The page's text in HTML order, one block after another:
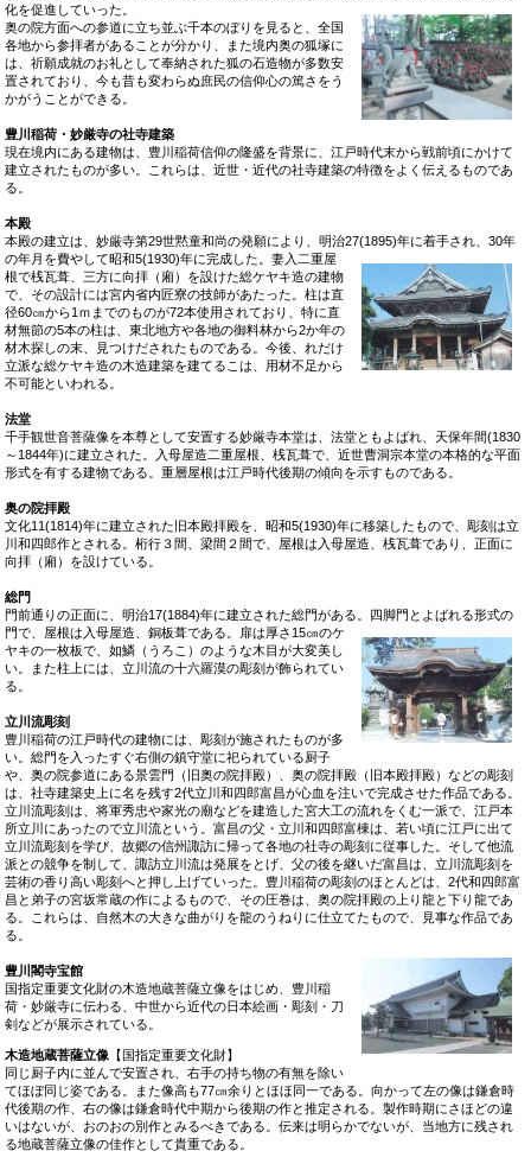
化を促進していった。
奥の院方面への参道に立ち並ぶ千本のぼりを見ると、全国
各地から参拝者があることが分かり、また境内奥の狐塚に
は、祈願成就のお礼として奉納された狐の石造物が多数安
置されており、今も昔も変わらぬ庶民の信仰心の篤さをう
かがうことができる。
豊川稲荷・妙厳寺の社寺建築
現在境内にある建物は、豊川稲荷信仰の隆盛を背景に、江戸時代末から戦前頃にかけて
建立されたものが多い。これらは、近世・近代の社寺建築の特徴をよく伝えるものであ
る。
本殿
本殿の建立は、妙厳寺第29世黙童和尚の発願により、明治27(1895)年に着手され、30年
の年月を費やして昭和5(1930)年に完成した。妻入二重屋
根で桟瓦葺、三方に向拝（廂）を設けた総ケヤキ造の建物
で、その設計には宮内省内匠寮の技師があたった。柱は直
径60㎝から1ｍまでのものが72本使用されており、特に直
材無節の5本の柱は、東北地方や各地の御料林から2か年の
材木探しの末、見つけだされたものである。今後、れだけ
立派な総ケヤキ造の木造建築を建てるこは、用材不足から
不可能といわれる。
法堂
千手観世音菩薩像を本尊として安置する妙厳寺本堂は、法堂ともよばれ、天保年間(1830
～1844年)に建立された。入母屋造二重屋根、桟瓦葺で、近世曹洞宗本堂の本格的な平面
形式を有する建物である。重層屋根は江戸時代後期の傾向を示すものである。
奥の院拝殿
文化11(1814)年に建立された旧本殿拝殿を、昭和5(1930)年に移築したもので、彫刻は立
川和四郎作とされる。桁行３間、梁間２間で、屋根は入母屋造、桟瓦葺であり、正面に
向拝（廂）を設けている。
総門
門前通りの正面に、明治17(1884)年に建立された総門がある。四脚門とよばれる形式の
門で、屋根は入母屋造、銅板葺である。扉は厚さ15㎝のケ
ヤキの一枚板で、如鱗（うろこ）のような木目が大変美し
い。また柱上には、立川流の十六羅漠の彫刻が飾られてい
る。
立川流彫刻
豊川稲荷の江戸時代の建物には、彫刻が施されたものが多
い。総門を入ったすぐ右側の鎮守堂に祀られている厨子
や、奥の院参道にある景雲門（旧奥の院拝殿）、奥の院拝殿（旧本殿拝殿）などの彫刻
は、社寺建築史上に名を残す2代立川和四郎富昌が心血を注いで完成させた作品である。
立川流彫刻は、将軍秀忠や家光の廟などを建造した宮大工の流れをくむ一派で、江戸本
所立川にあったので立川流という。富昌の父・立川和四郎富棟は、若い頃に江戸に出て
立川流彫刻を学び、故郷の信州諏訪に帰って各地の社寺の彫刻に従事した。そして他流
派との競争を制して、諏訪立川流は発展をとげ、父の後を継いだ富昌は、立川流彫刻を
芸術の香り高い彫刻へと押し上げていった。豊川稲荷の彫刻のほとんどは、2代和四郎富
昌と弟子の宮坂常蔵の作によるもので、その圧巻は、奥の院拝殿の上り龍と下り龍であ
る。これらは、自然木の大きな曲がりを龍のうねりに仕立てたもので、見事な作品であ
る。
豊川閣寺宝館
国指定重要文化財の木造地蔵菩薩立像をはじめ、豊川稲
荷・妙厳寺に伝わる、中世から近代の日本絵画・彫刻・刀
剣などが展示されている。
木造地蔵菩薩立像 【国指定重要文化財】
同じ厨子内に並んで安置され、右手の持ち物の有無を除い
てほぼ同じ姿である。また像高も77㎝余りとほほ同一である。向かって左の像は鎌倉時
代後期の作、右の像は鎌倉時代中期から後期の作と推定される。製作時期にさほどの違
いはないが、おのおの別作とみるべきである。伝来は明らかでないが、当地方に残され
る地蔵菩薩立像の佳作として貴重である。